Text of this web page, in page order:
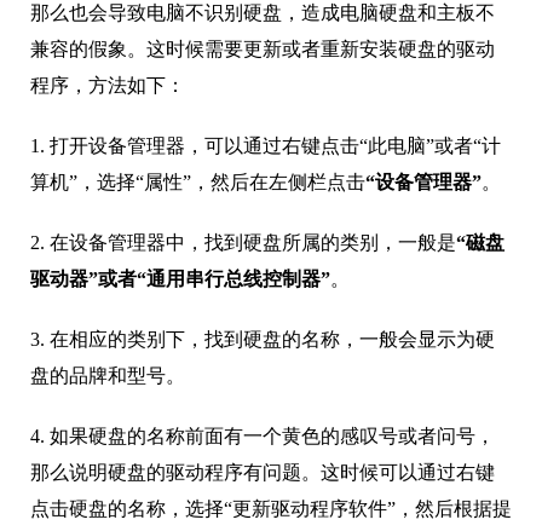
那么也会导致电脑不识别硬盘，造成电脑硬盘和主板不
兼容的假象。这时候需要更新或者重新安装硬盘的驱动
程序，方法如下：
1. 打开设备管理器，可以通过右键点击“此电脑”或者“计
算机”，选择“属性”，然后在左侧栏点击“设备管理器”。
2. 在设备管理器中，找到硬盘所属的类别，一般是“磁盘
驱动器”或者“通用串行总线控制器”。
3. 在相应的类别下，找到硬盘的名称，一般会显示为硬
盘的品牌和型号。
4. 如果硬盘的名称前面有一个黄色的感叹号或者问号，
那么说明硬盘的驱动程序有问题。这时候可以通过右键
点击硬盘的名称，选择“更新驱动程序软件”，然后根据提